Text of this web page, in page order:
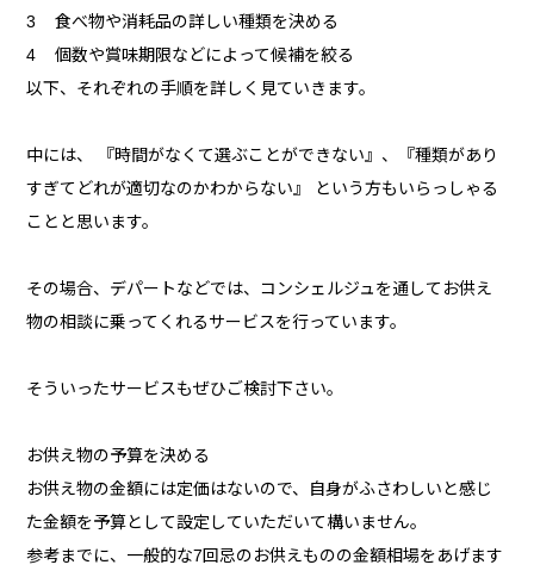
3 食べ物や消耗品の詳しい種類を決める
4 個数や賞味期限などによって候補を絞る
以下、それぞれの手順を詳しく見ていきます。
中には、 『時間がなくて選ぶことができない』、『種類があり
すぎてどれが適切なのかわからない』 という方もいらっしゃる
ことと思います。
その場合、デパートなどでは、コンシェルジュを通してお供え
物の相談に乗ってくれるサービスを行っています。
そういったサービスもぜひご検討下さい。
お供え物の予算を決める
お供え物の金額には定価はないので、自身がふさわしいと感じ
た金額を予算として設定していただいて構いません。
参考までに、一般的な7回忌のお供えものの金額相場をあげます